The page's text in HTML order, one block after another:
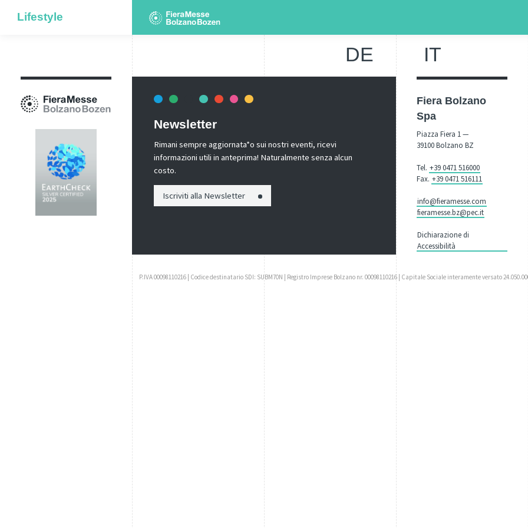
Lifestyle
DE IT
Newsletter
Rimani sempre aggiornata*o sui nostri eventi, ricevi
informazioni utili in anteprima! Naturalmente senza alcun
costo.
Iscriviti alla Newsletter
Fiera Bolzano
Spa
Piazza Fiera 1 —
39100 Bolzano BZ
Tel. +39 0471 516000
Fax. +39 0471 516111
info@fieramesse.com
fieramesse.bz@pec.it
Dichiarazione di
Accessibilità
P.IVA 00098110216 | Codice destinatario SDI: SUBM70N | Registro Imprese Bolzano nr. 00098110216 | Capitale Sociale interamente versato